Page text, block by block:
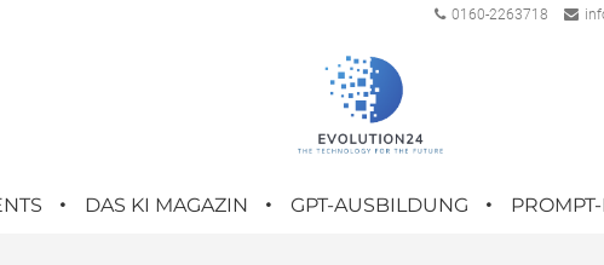
0160-2263718
DAS KI MAGAZIN GPT-AUSBILDUNG